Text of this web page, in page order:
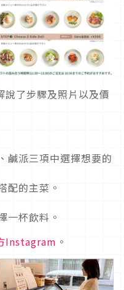
了步驟及照片以及價
鹹派三項中選擇想要的
配的主菜。
一杯飲料。
Instagram 。